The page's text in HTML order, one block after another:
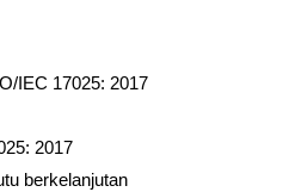
IEC 17025: 2017
2017
berkelanjutan